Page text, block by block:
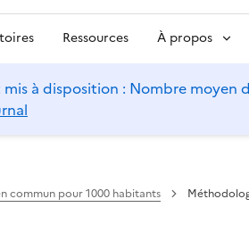
Ressources À propos
à disposition : Nombre moyen
commun pour 1000 habitants